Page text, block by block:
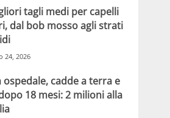
tagli medi per capelli
dal bob mosso agli strati
24, 2026
ospedale, cadde a terra e
18 mesi: 2 milioni alla